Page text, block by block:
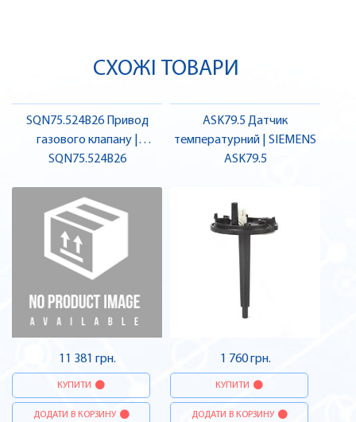
СХОЖІ ТОВАРИ
SQN75.524B26 Привод
газового клапану |
SIEMENS
SQN75.524B26
11 381 грн.
КУПИТИ
ДОДАТИ В КОРЗИНУ
ASK79.5 Датчик
температурний | SIEMENS
ASK79.5
1 760 грн.
КУПИТИ
ДОДАТИ В КОРЗИНУ